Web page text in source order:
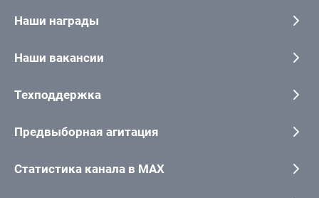
Наши награды
Наши вакансии
Техподдержка
Предвыборная агитация
Статистика канала в MAX